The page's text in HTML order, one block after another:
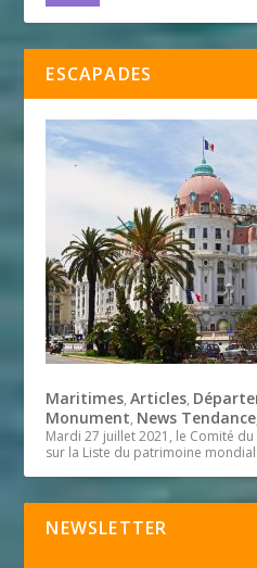
ESCAPADES
Maritimes,Articles,
Monument, News Tendance
Mardi 27 juillet 2021, le Comité
sur la Liste du patrimoine mondial
NEWSLETTER